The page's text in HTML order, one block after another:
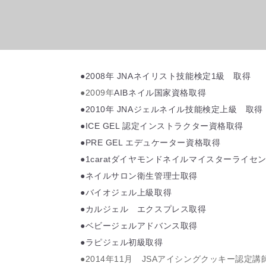
●2008年 JNAネイリスト技能検定1級 取得
●2009年AIBネイル国家資格取得
●2010年 JNAジェルネイル技能検定上級 取得
●ICE GEL 認定インストラクター資格取得
●PRE GEL エデュケーター資格取得
●1caratダイヤモンドネイルマイスターライセ
●ネイルサロン衛生管理士取得
●バイオジェル上級取得
●カルジェル エクスプレス取得
●ベビージェルアドバンス取得
●ラピジェル初級取得
●2014年11月 JSAアイシングクッキー認定講